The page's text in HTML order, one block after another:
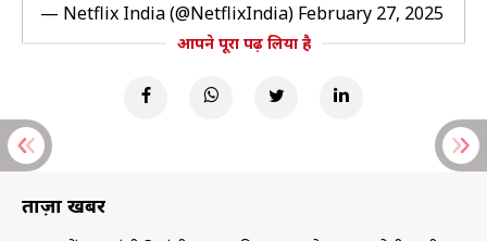
— Netflix India (@NetflixIndia) February 27, 2025
आपने पूरा पढ़ लिया है
ताज़ा खबरें